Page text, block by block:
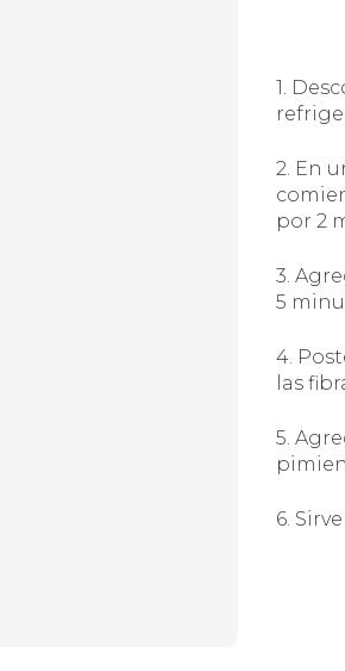
1.
2. En
por 2
3.
5
4.
las
5.
6.